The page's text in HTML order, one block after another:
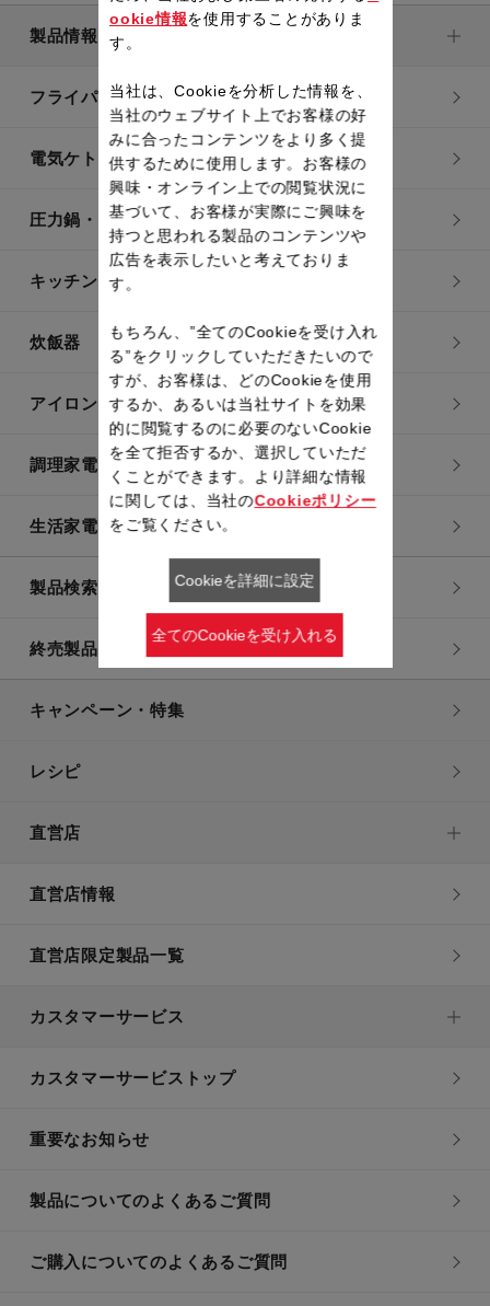
製品情報
フライパン・鍋
電気ケトル
圧力鍋・電気圧力鍋
キッチン用品
炊飯器
アイロン・衣類スチーマー
調理家電
生活家電
製品検索一覧
終売製品一覧
キャンペーン・特集
レシピ
直営店
直営店情報
直営店限定製品一覧
カスタマーサービス
カスタマーサービストップ
重要なお知らせ
製品についてのよくあるご質問
ご購入についてのよくあるご質問
ookie情報を使用することがありま
す。
当社は、Cookieを分析した情報を、
当社のウェブサイト上でお客様の好
みに合ったコンテンツをより多く提
供するために使用します。お客様の
興味・オンライン上での閲覧状況に
基づいて、お客様が実際にご興味を
持つと思われる製品のコンテンツや
広告を表示したいと考えておりま
す。
もちろん、”全てのCookieを受け入れ
る”をクリックしていただきたいので
すが、お客様は、どのCookieを使用
するか、あるいは当社サイトを効果
的に閲覧するのに必要のないCookie
を全て拒否するか、選択していただ
くことができます。より詳細な情報
に関しては、当社のCookieポリシー
をご覧ください。
Cookieを詳細に設定
全てのCookieを受け入れる